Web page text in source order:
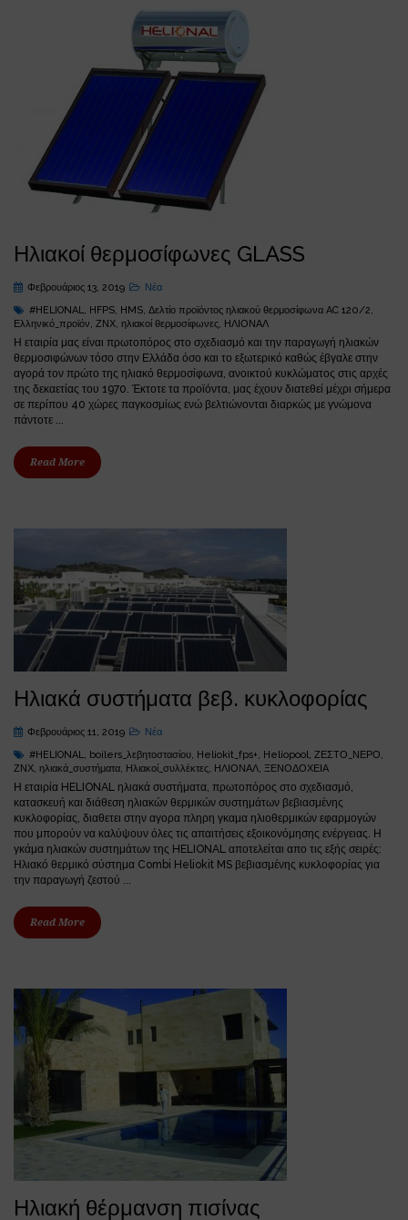
Ηλιακοί θερμοσίφωνες GLASS
Φεβρουάριος 13, 2019
Νέα
#HELIONAL, HFPS, HMS, Δελτίο προϊόντος ηλιακού θερμοσίφωνα AC 120/2,
Ελληνικό_προϊόν, ΖΝΧ, ηλιακοί θερμοσίφωνες, ΗΛΙΟΝΑΛ
Η εταιρία μας είναι πρωτοπόρος στο σχεδιασμό και την παραγωγή ηλιακών
θερμοσιφώνων τόσο στην Ελλάδα όσο και το εξωτερικό καθώς έβγαλε στην
αγορά τον πρώτο της ηλιακό θερμοσίφωνα, ανοικτού κυκλώματος στις αρχές
της δεκαετίας του 1970. Έκτοτε τα προϊόντα, μας έχουν διατεθεί μέχρι σήμερα
σε περίπου 40 χώρες παγκοσμίως ενώ βελτιώνονται διαρκώς με γνώμονα
πάντοτε ...
Read More
Ηλιακά συστήματα βεβ. κυκλοφορίας
Φεβρουάριος 11, 2019
Νέα
#HELIONAL, boilers_λεβητοστασίου, Heliokit_fps+, Heliopool, ΖΕΣΤΟ_ΝΕΡΟ,
ΖΝΧ, ηλιακά_συστήματα, Ηλιακοί_συλλέκτες, ΗΛΙΟΝΑΛ, ΞΕΝΟΔΟΧΕΙΑ
Η εταιρία HELIONAL ηλιακά συστήματα, πρωτοπόρος στο σχεδιασμό,
κατασκευή και διάθεση ηλιακών θερμικών συστημάτων βεβιασμένης
κυκλοφορίας, διαθετει στην αγορα πληρη γκαμα ηλιοθερμικών εφαρμογών
που μπορούν να καλύψουν όλες τις απαιτήσεις εξοικονόμησης ενέργειας. Η
γκάμα ηλιακών συστημάτων της HELIONAL αποτελείται απο τις εξής σειρές:
Ηλιακό θερμικό σύστημα Combi Heliokit MS βεβιασμένης κυκλοφορίας για
την παραγωγή ζεστού ...
Read More
Ηλιακή θέρμανση πισίνας